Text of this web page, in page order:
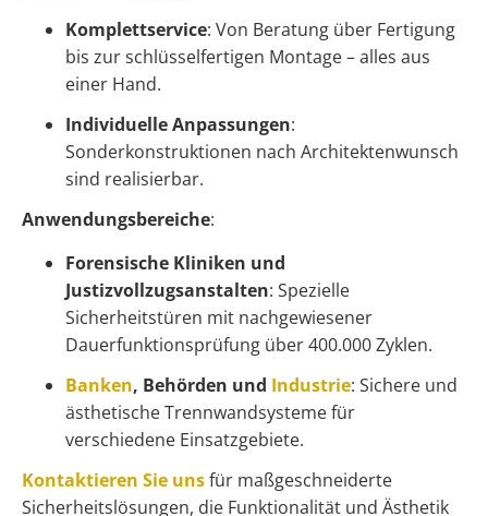
Komplettservice: Von Beratung über Fertigung
bis zur schlüsselfertigen Montage – alles aus
einer Hand.
Individuelle Anpassungen:
Sonderkonstruktionen nach Architektenwunsch
sind realisierbar.
Anwendungsbereiche:
Forensische Kliniken und
Justizvollzugsanstalten: Spezielle
Sicherheitstüren mit nachgewiesener
Dauerfunktionsprüfung über 400.000 Zyklen.
Banken, Behörden und Industrie: Sichere und
ästhetische Trennwandsysteme für
verschiedene Einsatzgebiete.
Kontaktieren Sie unsfür maßgeschneiderte
Sicherheitslösungen, die Funktionalität und Ästhetik